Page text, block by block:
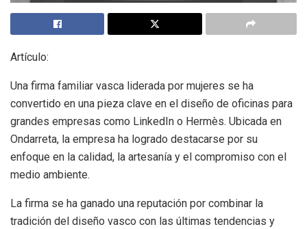
Artículo:
Una firma familiar vasca liderada por mujeres se ha
convertido en una pieza clave en el diseño de oficinas para
grandes empresas como LinkedIn o Hermès. Ubicada en
Ondarreta, la empresa ha logrado destacarse por su
enfoque en la calidad, la artesanía y el compromiso con el
medio ambiente.
La firma se ha ganado una reputación por combinar la
tradición del diseño vasco con las últimas tendencias y